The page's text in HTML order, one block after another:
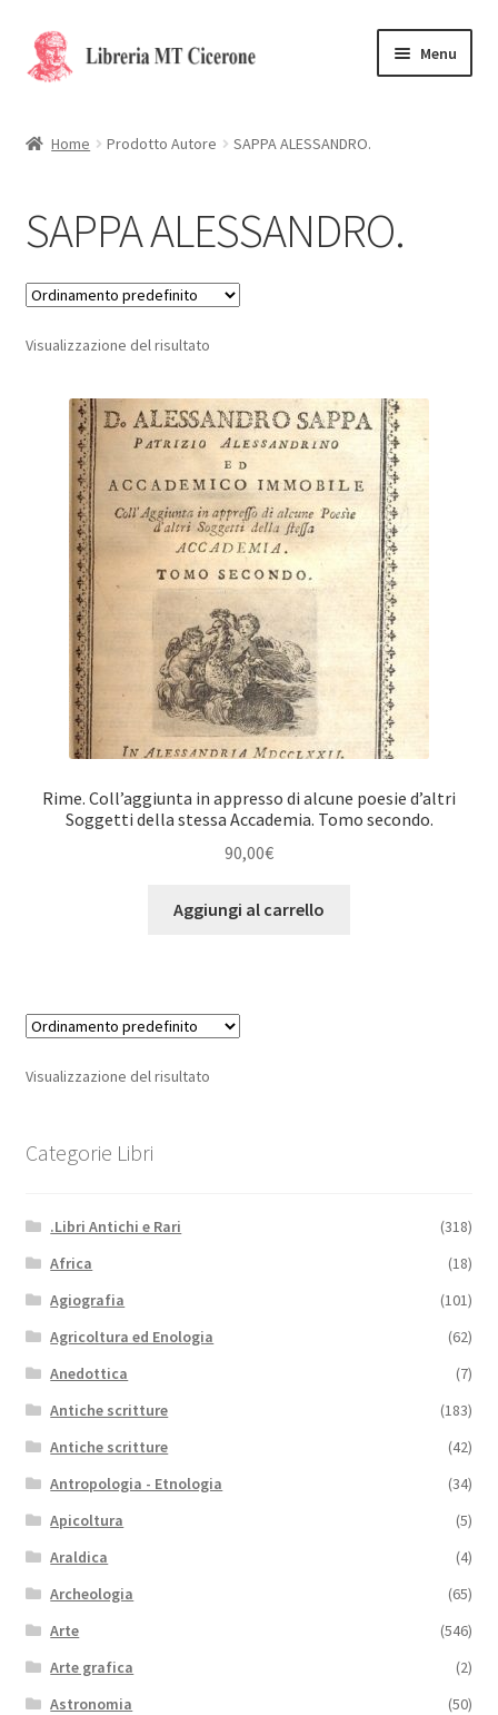
Vai
alla
Vai
al
Menu
La Storia
Contattaci
Cassa
Carrello
Privacy Policy
Home Prodotto Autore SAPPA ALESSANDRO.
SAPPA ALESSANDRO.
Visualizzazione del risultato
Rime. Coll’aggiunta in appresso di alcune poesie d’altri
Soggetti della stessa Accademia. Tomo secondo.
90,00€
Aggiungi al carrello
Visualizzazione del risultato
Categorie Libri
.Libri Antichi e Rari
(318)
Africa
(18)
Agiografia
(101)
Agricoltura ed Enologia
(62)
Anedottica
(7)
Antiche scritture
(183)
Antiche scritture
(42)
Antropologia - Etnologia
(34)
Apicoltura
(5)
Araldica
(4)
Archeologia
(65)
Arte
(546)
Arte grafica
(2)
Astronomia
(50)